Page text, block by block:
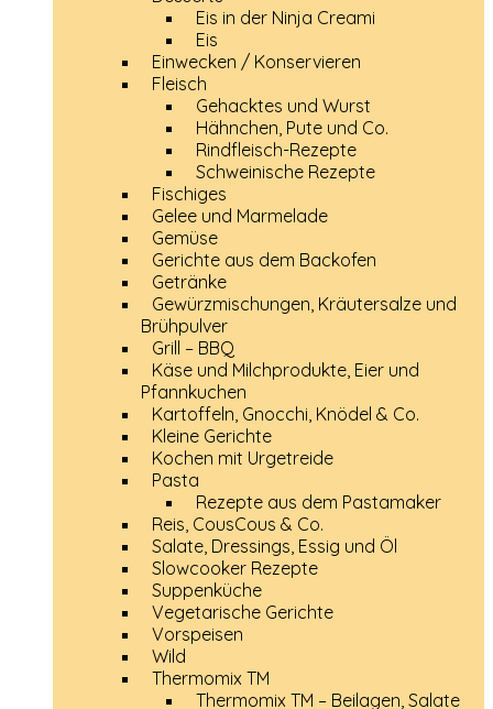
Eis in der Ninja Creami
Eis
Einwecken / Konservieren
Fleisch
Gehacktes und Wurst
Hähnchen, Pute und Co.
Rindfleisch-Rezepte
Schweinische Rezepte
Fischiges
Gelee und Marmelade
Gemüse
Gerichte aus dem Backofen
Getränke
Gewürzmischungen, Kräutersalze und
Brühpulver
Grill – BBQ
Käse und Milchprodukte, Eier und
Pfannkuchen
Kartoffeln, Gnocchi, Knödel & Co.
Kleine Gerichte
Kochen mit Urgetreide
Pasta
Rezepte aus dem Pastamaker
Reis, CousCous & Co.
Salate, Dressings, Essig und Öl
Slowcooker Rezepte
Suppenküche
Vegetarische Gerichte
Vorspeisen
Wild
Thermomix TM
Thermomix TM – Beilagen, Salate